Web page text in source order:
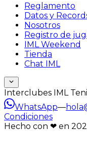
Reglamento
Datos y
Nosotros
Registro de
IML Weekend
Tienda
Chat IML
Interclubes IML
WhatsApp—
Condiciones
Hecho con ❤︎ en